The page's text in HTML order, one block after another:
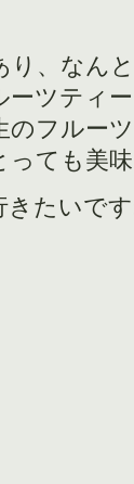
り、なん
ーツティ
のフルー
っても美
きたいです